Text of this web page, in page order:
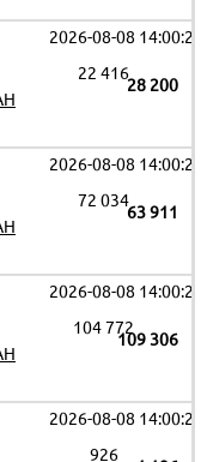
2026-08-08 14:00:29
28 200
22 416
2026-08-08 14:00:29
63 911
72 034
2026-08-08 14:00:29
109 306
104 772
2026-08-08 14:00:29
926